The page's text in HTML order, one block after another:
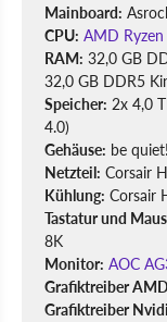
Mainboard:
CPU: AMD
RAM: 32,0 GB
32,0 GB DDR5
Speicher: 2x 4,0
4.0)
Gehäuse: be
Netzteil: Corsair
Kühlung: Corsair
Tastatur und
8K
Monitor: AOC
Grafiktreiber
Grafiktreiber